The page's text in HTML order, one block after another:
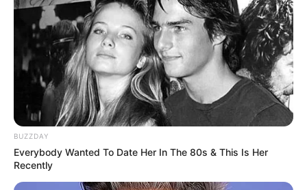
-ΑΝΑΤΡΙΧΙΑΖΟΥΜΕ ΚΑΙ ΣΥΓΚΙΝΟΥΜΑΣΤΕ ΚΑΙ ΜΟΝΟ ΠΟΥ
ΑΚΟΥΜΕ ΤΟΝ ΕΘΝΙΚΟ ΜΑΣ ΥΜΝΟ ΚΑΙ ΒΛΕΠΟΥΜΕ ΤΗΝ
ΣΗΜΑΙΑ ΜΑΣ………..
-ΚΛΑΙΜΕ ΑΠΟ ΣΥΓΚΙΝΗΣΗ ΑΚΟΥΓΟΝΤΑΣ ΟΤΙΔΗΠΟΤΕ
ΕΧΕΙ ΝΑ ΚΑΝΕΙ ΜΕ ΤΟΥΣ ΤΕΡΑΣΤΙΟΥΣ ΠΡΟΓΟΝΟΥΣ
ΜΑΣ…….
BUZZDAY
Everybody Wanted To Date Her In The 80s & This Is Her
Recently